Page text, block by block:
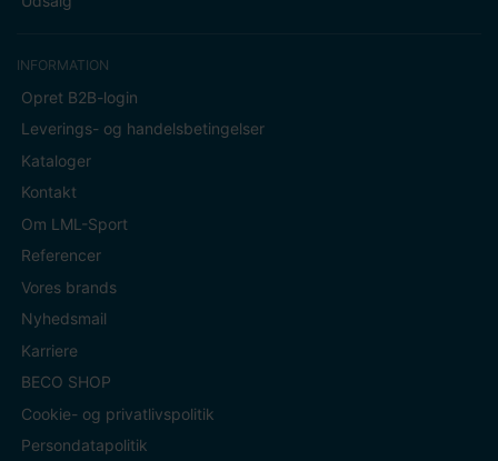
INFORMATION
Opret B2B-login
Leverings- og handelsbetingelser
Kataloger
Kontakt
Om LML-Sport
Referencer
Vores brands
Nyhedsmail
Karriere
BECO SHOP
Cookie- og privatlivspolitik
Persondatapolitik